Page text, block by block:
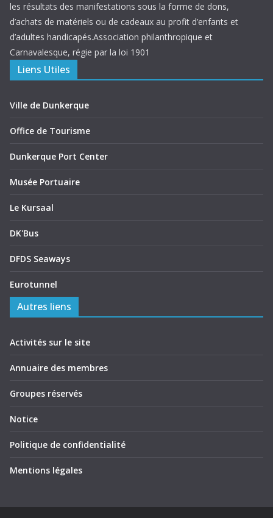
les résultats des manifestations sous la forme de dons,
d’achats de matériels ou de cadeaux au profit d’enfants et
d’adultes handicapés.Association philanthropique et
Carnavalesque, régie par la loi 1901
Liens Utiles
Ville de Dunkerque
Office de Tourisme
Dunkerque Port Center
Musée Portuaire
Le Kursaal
DK'Bus
DFDS Seaways
Eurotunnel
Autres liens
Activités sur le site
Annuaire des membres
Groupes réservés
Notice
Politique de confidentialité
Mentions légales